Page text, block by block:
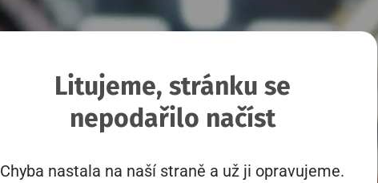
Litujeme, stránku se
nepodařilo načíst
Chyba nastala na naší straně a už ji opravujeme.